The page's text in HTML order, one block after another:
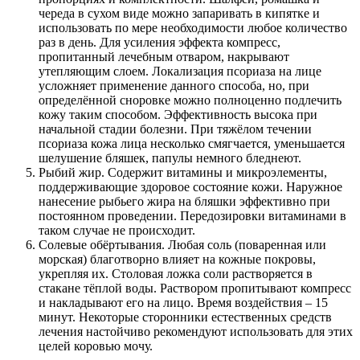
череда в сухом виде можно запаривать в кипятке и
использовать по мере необходимости любое количество
раз в день. Для усиления эффекта компресс,
пропитанный лечебным отваром, накрывают
утепляющим слоем. Локализация псориаза на лице
усложняет применение данного способа, но, при
определённой сноровке можно полноценно подлечить
кожу таким способом. Эффективность высока при
начальной стадии болезни. При тяжёлом течении
псориаза кожа лица несколько смягчается, уменьшается
шелушение бляшек, папулы немного бледнеют.
Рыбий жир. Содержит витамины и микроэлементы,
поддерживающие здоровое состояние кожи. Наружное
нанесение рыбьего жира на бляшки эффективно при
постоянном проведении. Передозировки витаминами в
таком случае не происходит.
Солевые обёртывания. Любая соль (поваренная или
морская) благотворно влияет на кожные покровы,
укрепляя их. Столовая ложка соли растворяется в
стакане тёплой воды. Раствором пропитывают компресс
и накладывают его на лицо. Время воздействия – 15
минут. Некоторые сторонники естественных средств
лечения настойчиво рекомендуют использовать для этих
целей коровью мочу.